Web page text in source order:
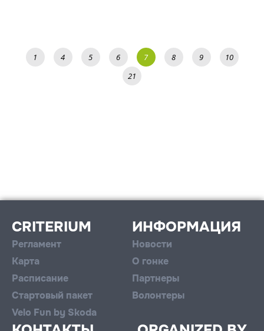
1 4 5 6 7 8 9
10
21
CRITERIUM
Регламент
Карта
Расписание
Стартовый пакет
Velo Fun by Skoda
ИНФОРМАЦИЯ
Новости
О гонке
Партнеры
Волонтеры